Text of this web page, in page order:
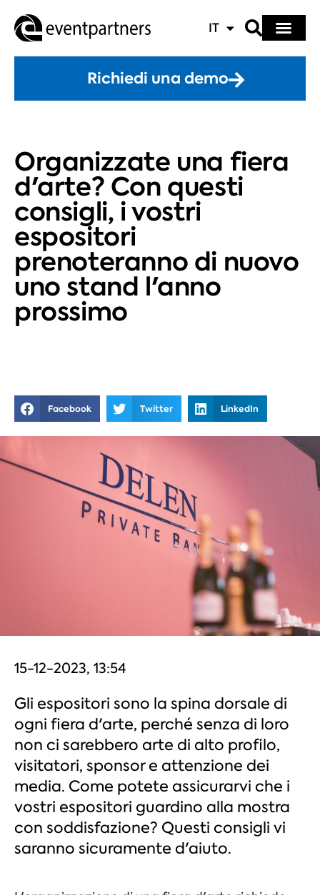
IT
Richiedi una demo
Organizzate una fiera
d'arte? Con questi
consigli, i vostri
espositori
prenoteranno di nuovo
uno stand l'anno
prossimo
Facebook Twitter LinkedIn
15-12-2023, 13:54
Gli espositori sono la spina dorsale di
ogni fiera d'arte, perché senza di loro
non ci sarebbero arte di alto profilo,
visitatori, sponsor e attenzione dei
media. Come potete assicurarvi che i
vostri espositori guardino alla mostra
con soddisfazione? Questi consigli vi
saranno sicuramente d'aiuto.